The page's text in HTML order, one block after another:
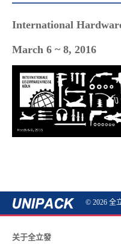
International
March 6 ~ 8, 2016
© 2026 全
关于全立發